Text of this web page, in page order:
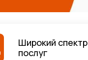
Широкий спектр
послуг